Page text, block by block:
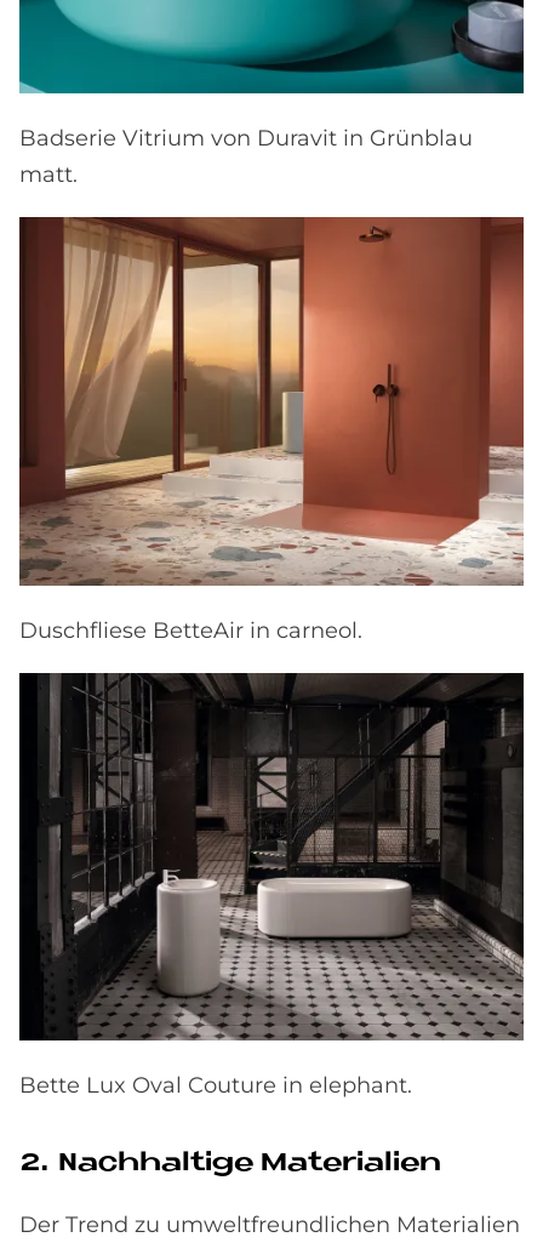
Badserie Vitrium von Duravit in Grünblau
matt.
Duschfliese BetteAir in carneol.
Bette Lux Oval Couture in elephant.
2. Nach­hal­ti­ge Ma­te­ria­li­en
Der Trend zu umweltfreundlichen Materialien